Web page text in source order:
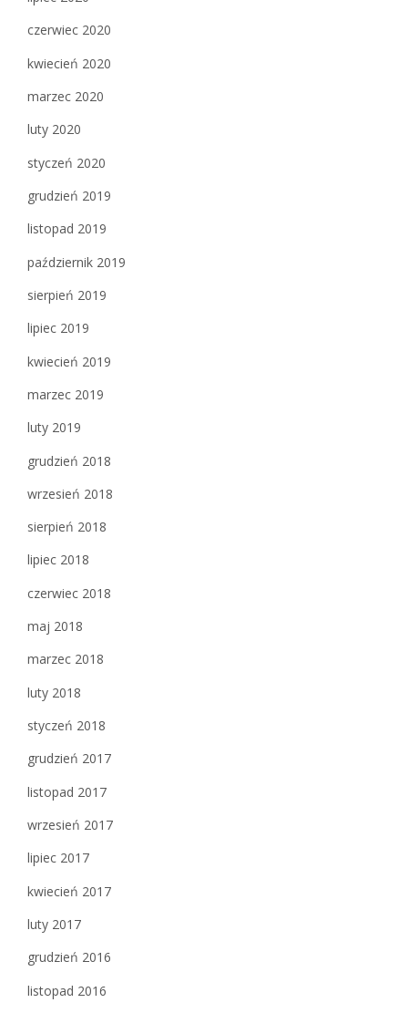
czerwiec 2020
kwiecień 2020
marzec 2020
luty 2020
styczeń 2020
grudzień 2019
listopad 2019
październik 2019
sierpień 2019
lipiec 2019
kwiecień 2019
marzec 2019
luty 2019
grudzień 2018
wrzesień 2018
sierpień 2018
lipiec 2018
czerwiec 2018
maj 2018
marzec 2018
luty 2018
styczeń 2018
grudzień 2017
listopad 2017
wrzesień 2017
lipiec 2017
kwiecień 2017
luty 2017
grudzień 2016
listopad 2016